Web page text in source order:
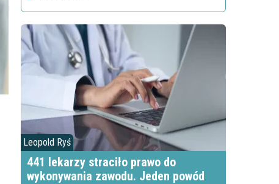
Leopold Ryś
441 lekarzy straciło prawo do
wykonywania zawodu. Jeden powód